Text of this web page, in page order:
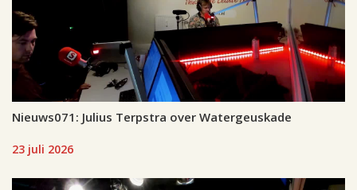
Nieuws071: Julius Terpstra over Watergeuskade
23 juli 2026